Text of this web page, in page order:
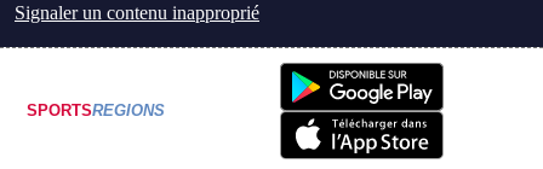
Signaler un contenu inapproprié
SPORTSREGIONS